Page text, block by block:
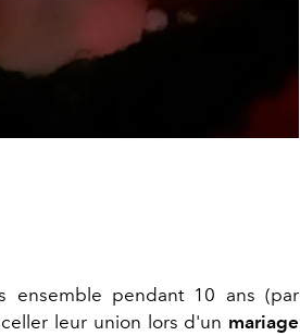
ensemble pendant 10 ans (par
leur union lors d'un mariage